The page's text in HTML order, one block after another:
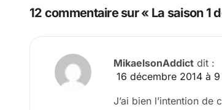
l’article
12 commentaire sur « La saison 1
MikaelsonAddict dit :
16 décembre 2014 à
J’ai bien l’intention